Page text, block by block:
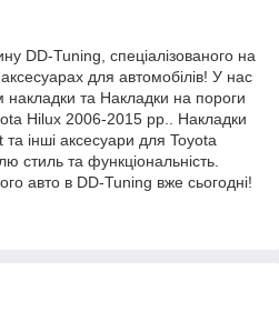
DD-Tuning, спеціалізованого на
для автомобілів! У нас
та Накладки на пороги
Hilux 2006-2015 рр.. Накладки
інші аксесуари для Toyota
стиль та функціональність.
авто в DD-Tuning вже сьогодні!